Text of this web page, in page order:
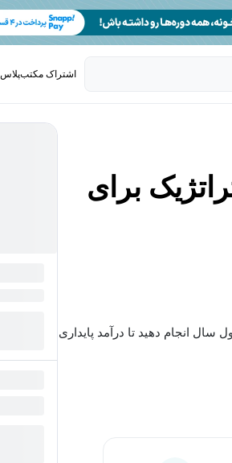
اشتراک مکتب‌پلاس
برای
سال انجام دهید تا درآمد پایداری...